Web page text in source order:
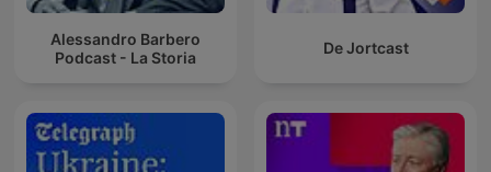
Alessandro Barbero
Podcast - La Storia
De Jortcast